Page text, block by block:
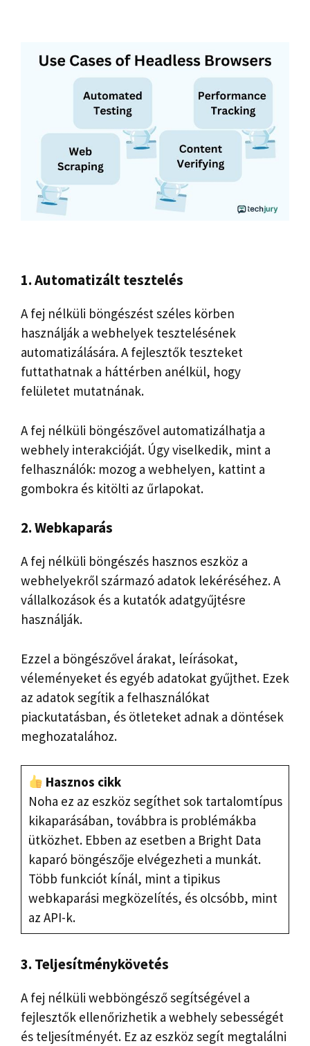
1. Automatizált tesztelés
A fej nélküli böngészést széles körben
használják a webhelyek tesztelésének
automatizálására. A fejlesztők teszteket
futtathatnak a háttérben anélkül, hogy
felületet mutatnának.
A fej nélküli böngészővel automatizálhatja a
webhely interakcióját. Úgy viselkedik, mint a
felhasználók: mozog a webhelyen, kattint a
gombokra és kitölti az űrlapokat.
2. Webkaparás
A fej nélküli böngészés hasznos eszköz a
webhelyekről származó adatok lekéréséhez. A
vállalkozások és a kutatók adatgyűjtésre
használják.
Ezzel a böngészővel árakat, leírásokat,
véleményeket és egyéb adatokat gyűjthet. Ezek
az adatok segítik a felhasználókat
piackutatásban, és ötleteket adnak a döntések
meghozatalához.
Hasznos cikk
Noha ez az eszköz segíthet sok tartalomtípus
kikaparásában, továbbra is problémákba
ütközhet. Ebben az esetben a Bright Data
kaparó böngészője elvégezheti a munkát.
Több funkciót kínál, mint a tipikus
webkaparási megközelítés, és olcsóbb, mint
az API-k.
3. Teljesítménykövetés
A fej nélküli webböngésző segítségével a
fejlesztők ellenőrizhetik a webhely sebességét
és teljesítményét. Ez az eszköz segít megtalálni